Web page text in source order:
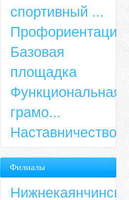
спортивный ...
Профориентация
Базовая
площадка
Функциональная
грамо...
Наставничество
Филиалы
Нижнекаянчинская